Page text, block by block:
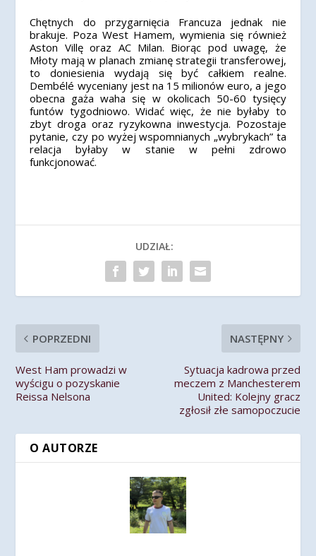
Chętnych do przygarnięcia Francuza jednak nie
brakuje. Poza West Hamem, wymienia się również
Aston Villę oraz AC Milan. Biorąc pod uwagę, że
Młoty mają w planach zmianę strategii transferowej,
to doniesienia wydają się być całkiem realne.
Dembélé wyceniany jest na 15 milionów euro, a jego
obecna gaża waha się w okolicach 50-60 tysięcy
funtów tygodniowo. Widać więc, że nie byłaby to
zbyt droga oraz ryzykowna inwestycja. Pozostaje
pytanie, czy po wyżej wspomnianych „wybrykach” ta
relacja byłaby w stanie w pełni zdrowo
funkcjonować.
UDZIAŁ:
POPRZEDNI
West Ham prowadzi w
wyścigu o pozyskanie
Reissa Nelsona
NASTĘPNY
Sytuacja kadrowa przed
meczem z Manchesterem
United: Kolejny gracz
zgłosił złe samopoczucie
O AUTORZE